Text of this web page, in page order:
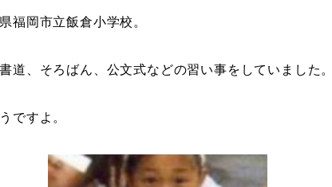
福岡市立飯倉小学校。
道、そろばん、公文式などの習い事をしていました。
ですよ。